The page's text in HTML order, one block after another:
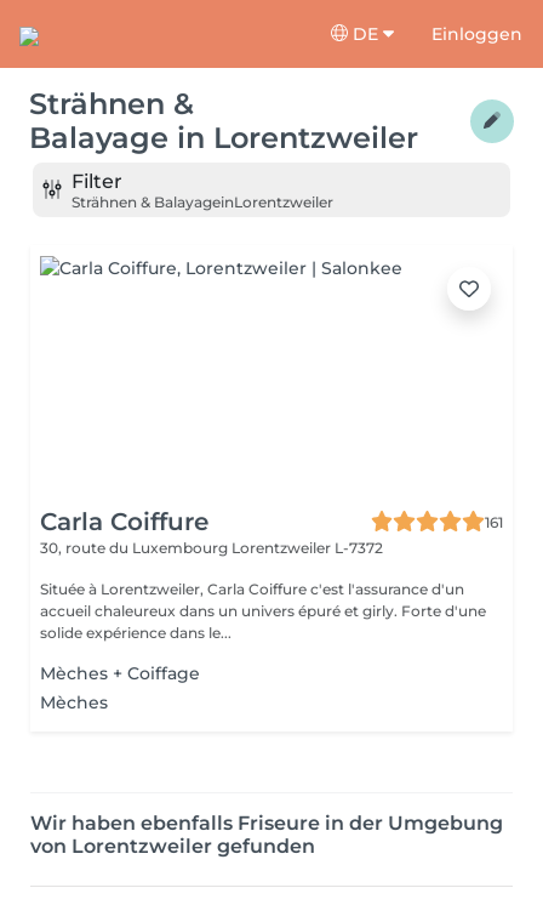
DE Einloggen
Strähnen &
Balayage in Lorentzweiler
Filter
Strähnen & BalayageinLorentzweiler
Carla Coiffure
161
30, route du Luxembourg Lorentzweiler L-7372
Située à Lorentzweiler, Carla Coiffure c'est l'assurance d'un
accueil chaleureux dans un univers épuré et girly. Forte d'une
solide expérience dans le...
Mèches + Coiffage
Mèches
Wir haben ebenfalls Friseure in der Umgebung
von Lorentzweiler gefunden